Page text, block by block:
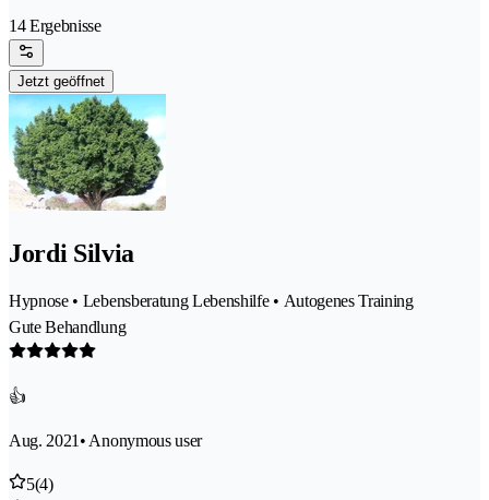
14 Ergebnisse
Jetzt geöffnet
Jordi Silvia
Hypnose • Lebensberatung Lebenshilfe • Autogenes Training
Gute Behandlung
👍
Aug. 2021 • Anonymous user
5(4)